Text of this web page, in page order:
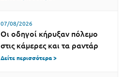
07/08/2026
Οι οδηγοί κήρυξαν πόλεμο
στις κάμερες και τα ραντάρ
Δείτε περισσότερα >